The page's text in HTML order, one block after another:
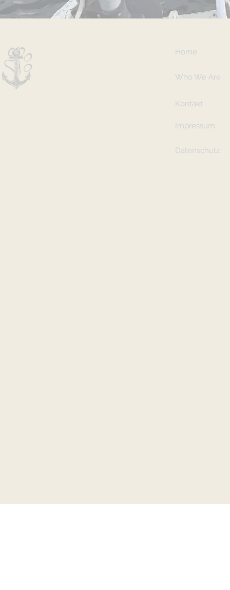
Home
Who We Are
Kontakt
Impressum
Datenschutz